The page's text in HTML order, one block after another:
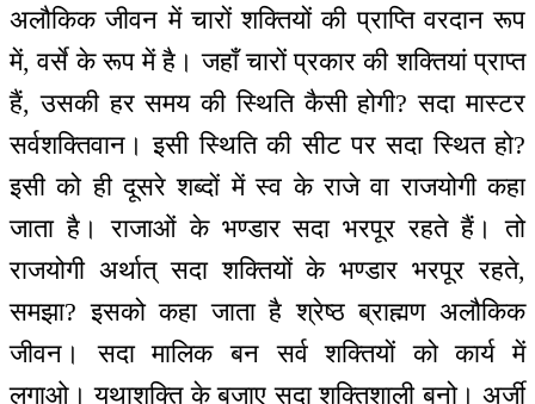
अलौकिक जीवन में चारों शक्तियों की प्राप्ति वरदान रूप
में, वर्से के रूप में है। जहाँ चारों प्रकार की शक्तियां प्राप्त
हैं, उसकी हर समय की स्थिति कैसी होगी? सदा मास्टर
सर्वशक्तिवान। इसी स्थिति की सीट पर सदा स्थित हो?
इसी को ही दूसरे शब्दों में स्व के राजे वा राजयोगी कहा
जाता है। राजाओं के भण्डार सदा भरपूर रहते हैं। तो
राजयोगी अर्थात् सदा शक्तियों के भण्डार भरपूर रहते,
समझा? इसको कहा जाता है श्रेष्ठ ब्राह्मण अलौकिक
जीवन। सदा मालिक बन सर्व शक्तियों को कार्य में
लगाओ। यथाशक्ति के बजाए सदा शक्तिशाली बनो। अर्जी